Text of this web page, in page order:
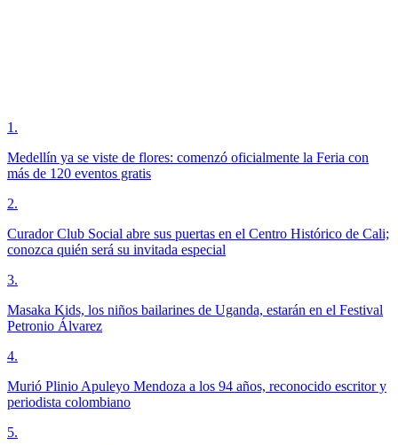
1 .
Medellín ya se viste de flores: comenzó oficialmente la Feria con
más de 120 eventos gratis
2.
Curador Club Social abre sus puertas en el Centro Histórico de Cali;
conozca quién será su invitada especial
3.
Masaka Kids, los niños bailarines de Uganda, estarán en el Festival
Petronio Álvarez
4.
Murió Plinio Apuleyo Mendoza a los 94 años, reconocido escritor y
periodista colombiano
5.